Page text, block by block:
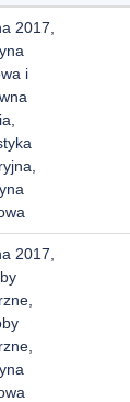
2017,
i
2017,